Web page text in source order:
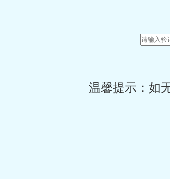
温馨提示：如